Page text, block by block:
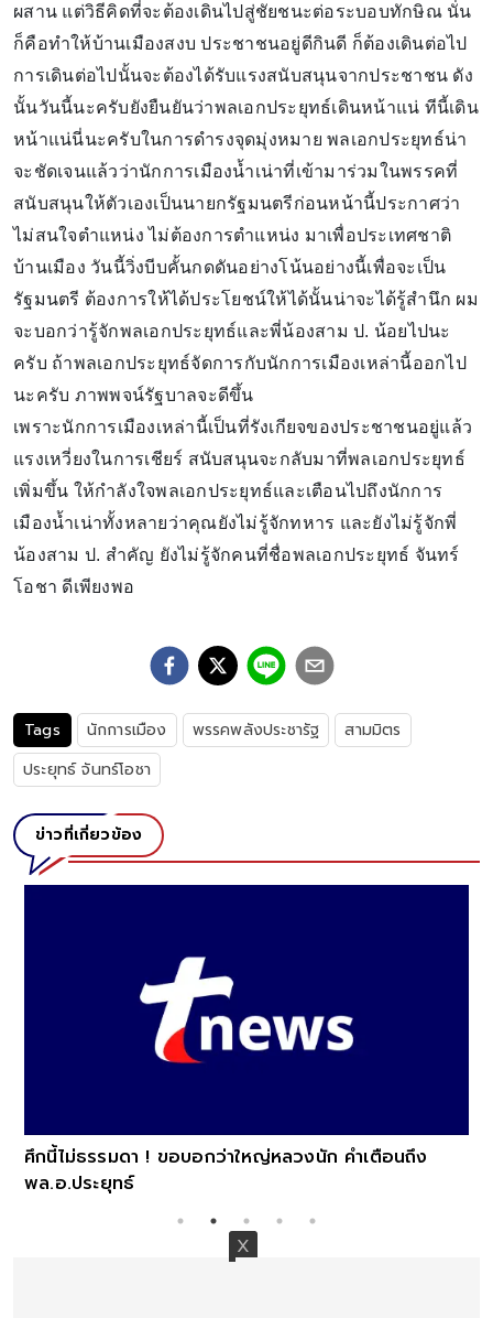
ผสาน แต่วิธีคิดที่จะต้องเดินไปสู่ชัยชนะต่อระบอบทักษิณ นั่น
ก็คือทำให้บ้านเมืองสงบ ประชาชนอยู่ดีกินดี ก็ต้องเดินต่อไป
การเดินต่อไปนั้นจะต้องได้รับแรงสนับสนุนจากประชาชน ดัง
นั้นวันนี้นะครับยังยืนยันว่าพลเอกประยุทธ์เดินหน้าแน่ ทีนี้เดิน
หน้าแน่นี่นะครับในการดำรงจุดมุ่งหมาย พลเอกประยุทธ์น่า
จะชัดเจนแล้วว่านักการเมืองน้ำเน่าที่เข้ามาร่วมในพรรคที่
สนับสนุนให้ตัวเองเป็นนายกรัฐมนตรีก่อนหน้านี้ประกาศว่า
ไม่สนใจตำแหน่ง ไม่ต้องการตำแหน่ง มาเพื่อประเทศชาติ
บ้านเมือง วันนี้วิ่งบีบคั้นกดดันอย่างโน้นอย่างนี้เพื่อจะเป็น
รัฐมนตรี ต้องการให้ได้ประโยชน์ให้ได้นั้นน่าจะได้รู้สำนึก ผม
จะบอกว่ารู้จักพลเอกประยุทธ์และพี่น้องสาม ป. น้อยไปนะ
ครับ ถ้าพลเอกประยุทธ์จัดการกับนักการเมืองเหล่านี้ออกไป
นะครับ ภาพพจน์รัฐบาลจะดีขึ้น
เพราะนักการเมืองเหล่านี้เป็นที่รังเกียจของประชาชนอยู่แล้ว
แรงเหวี่ยงในการเชียร์ สนับสนุนจะกลับมาที่พลเอกประยุทธ์
เพิ่มขึ้น ให้กำลังใจพลเอกประยุทธ์และเตือนไปถึงนักการ
เมืองน้ำเน่าทั้งหลายว่าคุณยังไม่รู้จักทหาร และยังไม่รู้จักพี่
น้องสาม ป. สำคัญ ยังไม่รู้จักคนที่ชื่อพลเอกประยุทธ์ จันทร์
โอชา ดีเพียงพอ
Tags นักการเมือง พรรคพลังประชารัฐ
สามมิตร
ประยุทธ์ จันทร์โอชา
ข่าวที่เกี่ยวข้อง
ศึกนี้ไม่ธรรมดา ! ขอบอกว่าใหญ่หลวงนัก คำเตือนถึง
พล.อ.ประยุทธ์